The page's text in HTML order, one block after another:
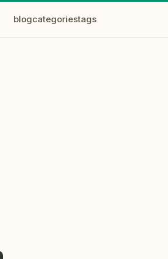
blogcategoriestags